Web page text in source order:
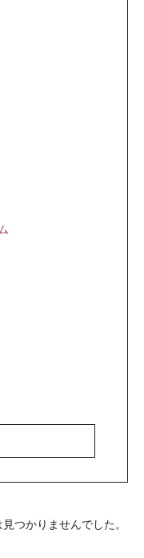
つかりませんでした。